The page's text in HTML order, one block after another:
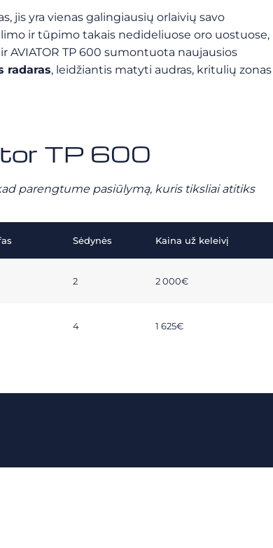
jis yra vienas galingiausių orlaivių savo
ir tūpimo takais nedideliuose oro uostuose,
AVIATOR TP 600 sumontuota naujausios
radaras, leidžiantis matyti audras, kritulių zonas
TP 600
parengtume pasiūlymą, kuris tiksliai atitiks
Sėdynės Kaina už keleivį
2 2 000€
4 1 625€